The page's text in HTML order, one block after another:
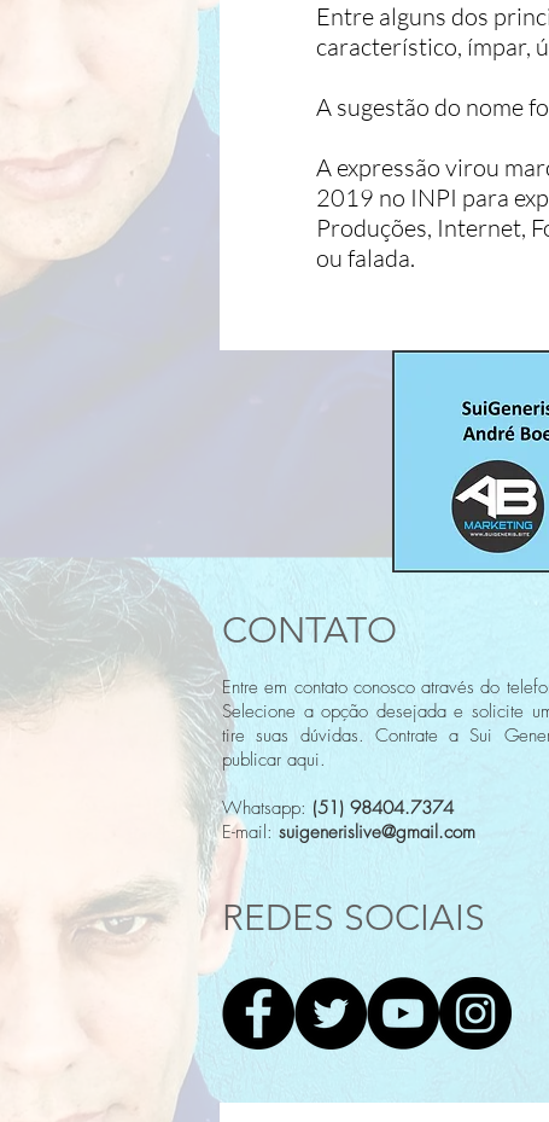
Entre alguns dos
característico, ímpar,
A sugestão do nome
A expressão virou
2019 no INPI para
Produções, Internet,
ou falada.
REDES SOCIAIS
Entre em contato conosco através do
Selecione a opção desejada e solicite
tire suas dúvidas. Contrate a Sui
publicar aqui.
Whatsapp: (51) 98404.7374
E-mail: suigenerislive@gmail.com
CONTATO